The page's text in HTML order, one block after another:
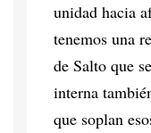
unidad hacia
tenemos una
de Salto que
interna
que soplan